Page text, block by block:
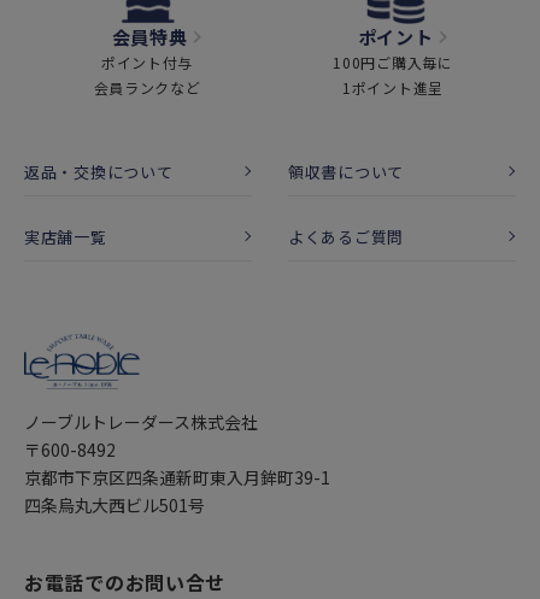
会員特典
ポイント付与
会員ランクなど
ポイント
100円ご購入毎に
1ポイント進呈
返品・交換について 領収書について
実店舗一覧 よくあるご質問
ノーブルトレーダース株式会社
〒600-8492
京都市下京区四条通新町東入月鉾町39-1
四条烏丸大西ビル501号
お電話でのお問い合せ